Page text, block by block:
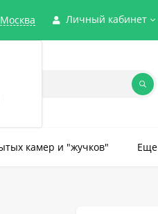
Москва Личный кабинет
камер и "жучков" Еще